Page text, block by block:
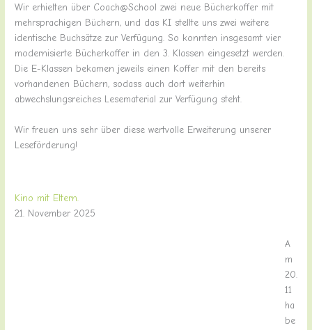
Wir erhielten über Coach@School zwei neue Bücherkoffer mit
mehrsprachigen Büchern, und das KI stellte uns zwei weitere
identische Buchsätze zur Verfügung. So konnten insgesamt vier
modernisierte Bücherkoffer in den 3. Klassen eingesetzt werden.
Die E-Klassen bekamen jeweils einen Koffer mit den bereits
vorhandenen Büchern, sodass auch dort weiterhin
abwechslungsreiches Lesematerial zur Verfügung steht.
Wir freuen uns sehr über diese wertvolle Erweiterung unserer
Leseförderung!
Kino mit Eltern.
21. November 2025
A
m
20.
11
ha
be